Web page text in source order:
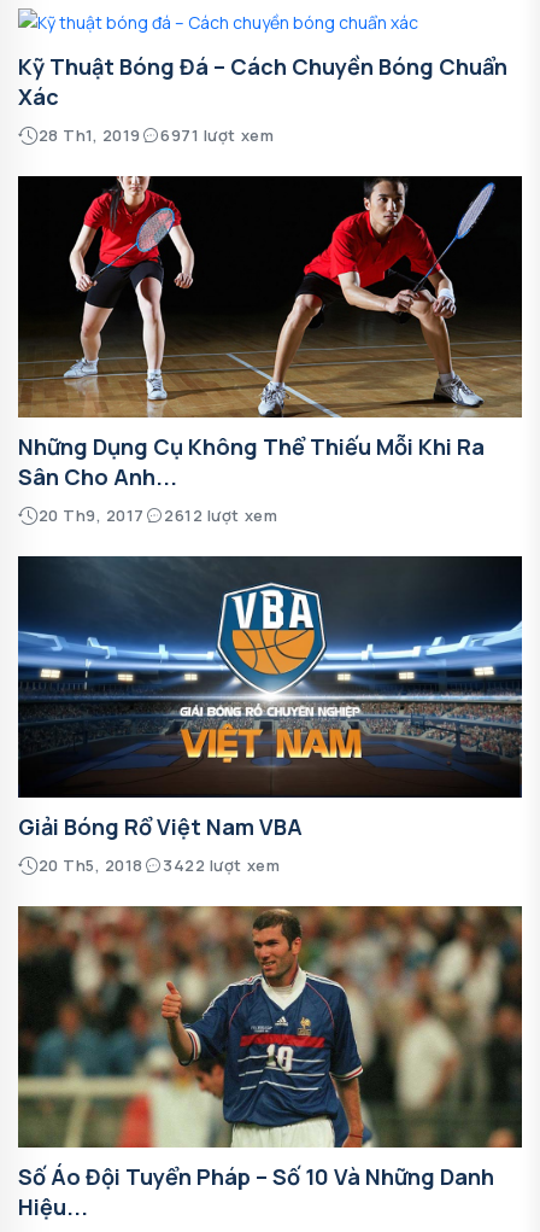
Kỹ Thuật Bóng Đá – Cách Chuyền Bóng Chuẩn
Xác
28 Th1, 2019 6971 lượt xem
Những Dụng Cụ Không Thể Thiếu Mỗi Khi Ra
Sân Cho Anh...
20 Th9, 2017 2612 lượt xem
Giải Bóng Rổ Việt Nam VBA
20 Th5, 2018 3422 lượt xem
Số Áo Đội Tuyển Pháp – Số 10 Và Những Danh
Hiệu...